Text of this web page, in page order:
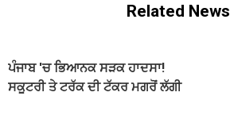
Related News
ਪੰਜਾਬ 'ਚ ਭਿਆਨਕ ਸੜਕ ਹਾਦਸਾ!
ਸਕੂਟਰੀ ਤੇ ਟਰੱਕ ਦੀ ਟੱਕਰ ਮਗਰੋਂ ਲੱਗੀ